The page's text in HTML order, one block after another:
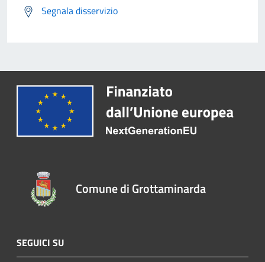
Segnala disservizio
Comune di Grottaminarda
SEGUICI SU